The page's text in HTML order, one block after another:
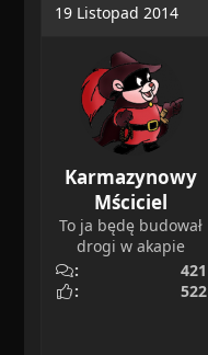
19 Listopad 2014
Karmazynowy
Mściciel
To ja będę budował
drogi w akapie
421
522